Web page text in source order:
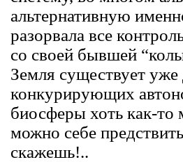
альтернативную
разорвала все
со своей бывшей
Земля существует
конкурирующих
биосферы хоть как-
можно себе
скажешь!..